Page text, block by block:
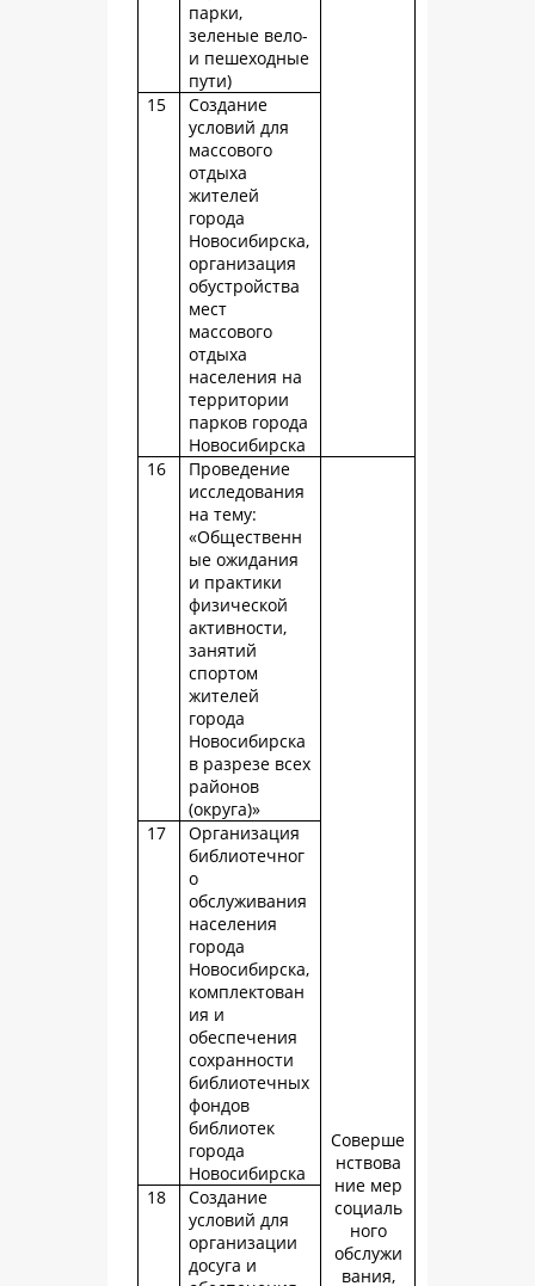
парки,
зеленые вело-
и пешеходные
пути)
15
Создание
условий для
массового
отдыха
жителей
города
Новосибирска,
организация
обустройства
мест
массового
отдыха
населения на
территории
парков города
Новосибирска
16
Проведение
исследования
на тему:
«Общественн
ые ожидания
и практики
физической
активности,
занятий
спортом
жителей
города
Новосибирска
в разрезе всех
районов
(округа)»
Соверше
нствова
ние мер
социаль
ного
обслужи
вания,
17
Организация
библиотечног
о
обслуживания
населения
города
Новосибирска,
комплектован
ия и
обеспечения
сохранности
библиотечных
фондов
библиотек
города
Новосибирска
18
Создание
условий для
организации
досуга и